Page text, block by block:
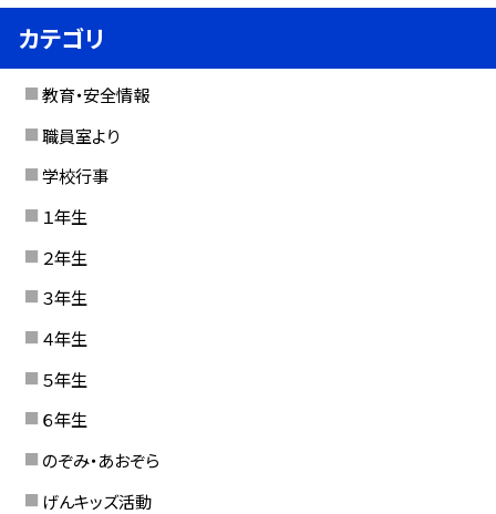
カテゴリ
教育・安全情報
職員室より
学校行事
１年生
２年生
３年生
４年生
５年生
６年生
のぞみ・あおぞら
げんキッズ活動